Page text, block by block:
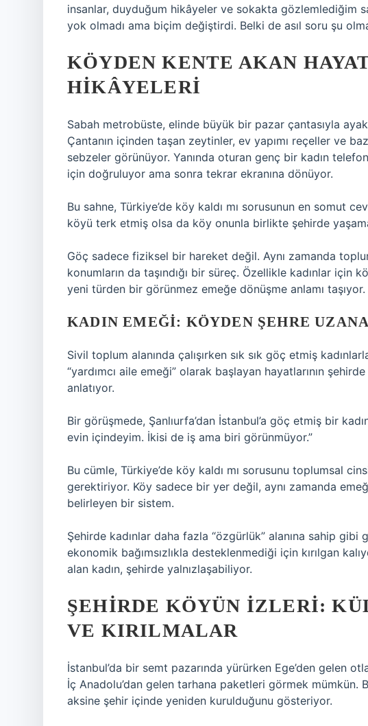
insanlar, duyduğum hikâyeler ve sokakta gözlemlediğim
yok olmadı ama biçim değiştirdi. Belki de asıl soru şu
KÖYDEN KENTE AKAN
HIKÂYELERI
Sabah metrobüste, elinde büyük bir pazar çantasıyla
Çantanın içinden taşan zeytinler, ev yapımı reçeller ve
sebzeler görünüyor. Yanında oturan genç bir kadın
için doğruluyor ama sonra tekrar ekranına dönüyor.
Bu sahne, Türkiye’de köy kaldı mı sorusunun en somut
köyü terk etmiş olsa da köy onunla birlikte şehirde
Göç sadece fiziksel bir hareket değil. Aynı zamanda
konumların da taşındığı bir süreç. Özellikle kadınlar
yeni türden bir görünmez emeğe dönüşme anlamı taşıyor.
KADIN EMEĞI: KÖYDEN ŞEHRE
Sivil toplum alanında çalışırken sık sık göç etmiş
“yardımcı aile emeği” olarak başlayan hayatlarının
anlatıyor.
Bir görüşmede, Şanlıurfa’dan İstanbul’a göç etmiş bir
evin içindeyim. İkisi de iş ama biri görünmüyor.”
Bu cümle, Türkiye’de köy kaldı mı sorusunu toplumsal
gerektiriyor. Köy sadece bir yer değil, aynı zamanda
belirleyen bir sistem.
Şehirde kadınlar daha fazla “özgürlük” alanına sahip
ekonomik bağımsızlıkla desteklenmediği için kırılgan
alan kadın, şehirde yalnızlaşabiliyor.
ŞEHIRDE KÖYÜN İZLERI:
VE KIRILMALAR
İstanbul’da bir semt pazarında yürürken Ege’den gelen
İç Anadolu’dan gelen tarhana paketleri görmek mümkün.
aksine şehir içinde yeniden kurulduğunu gösteriyor.